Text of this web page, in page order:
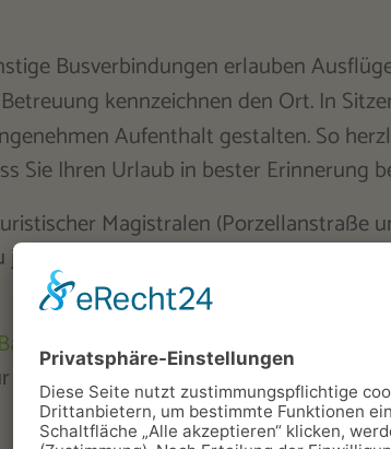
Busverbindungen erlauben
kennzeichnen den Ort. In
Aufenthalt gestalten. So
Sie Ihren Urlaub in bester Erinnerung
Magistralen (Porzellanstraße
jeder Jahreszeit, auch im Winter, ein
.
und Klein Segwaytouren,